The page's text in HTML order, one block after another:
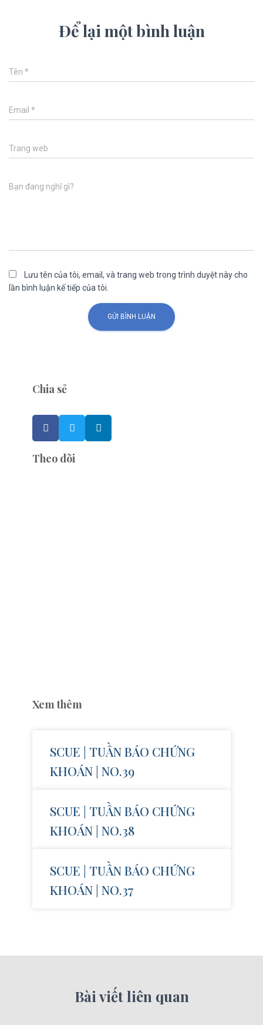
Để lại một bình luận
Tên *
Email *
Trang web
Bạn đang nghĩ gì?
Lưu tên của tôi, email, và trang web trong trình duyệt này cho
lần bình luận kế tiếp của tôi.
Chia sẻ
Theo dõi
Xem thêm
SCUE | TUẦN BÁO CHỨNG
KHOÁN | NO.39
SCUE | TUẦN BÁO CHỨNG
KHOÁN | NO.38
SCUE | TUẦN BÁO CHỨNG
KHOÁN | NO.37
Bài viết liên quan